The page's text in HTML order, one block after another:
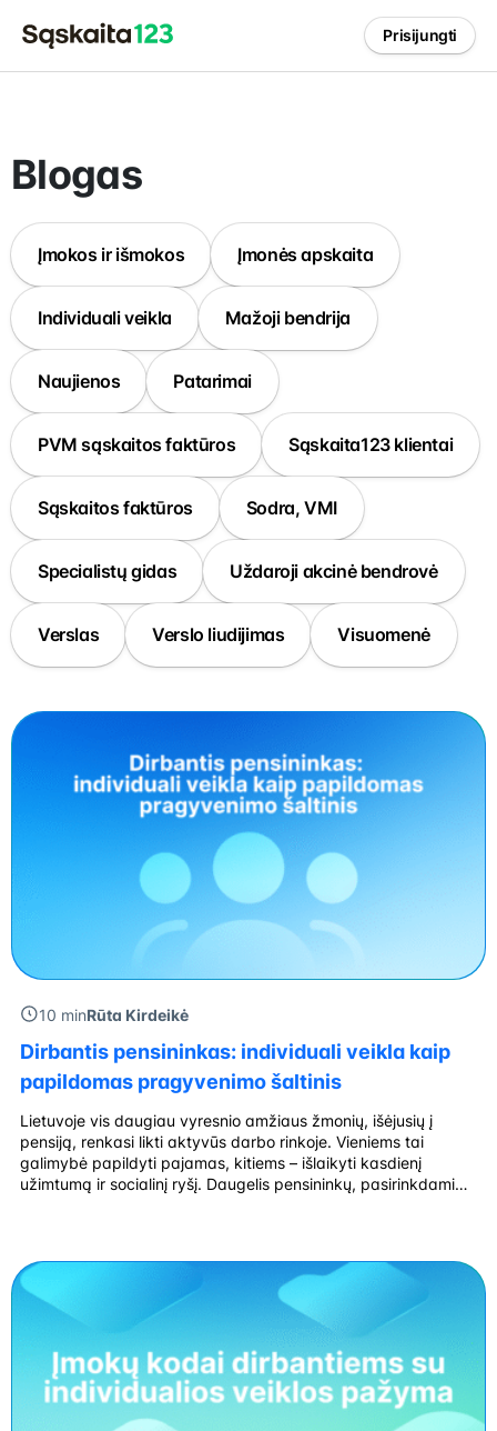
Prisijungti
Blogas
Įmokos ir išmokos Įmonės apskaita
Individuali veikla Mažoji bendrija
Naujienos Patarimai
PVM sąskaitos faktūros Sąskaita123 klientai
Sąskaitos faktūros Sodra, VMI
Specialistų gidas Uždaroji akcinė bendrovė
Verslas Verslo liudijimas Visuomenė
10 minRūta Kirdeikė
Dirbantis pensininkas: individuali veikla kaip
papildomas pragyvenimo šaltinis
Lietuvoje vis daugiau vyresnio amžiaus žmonių, išėjusių į
pensiją, renkasi likti aktyvūs darbo rinkoje. Vieniems tai
galimybė papildyti pajamas, kitiems – išlaikyti kasdienį
užimtumą ir socialinį ryšį. Daugelis pensininkų, pasirinkdami
Viena patraukliausių formų, kuri suteikia […]